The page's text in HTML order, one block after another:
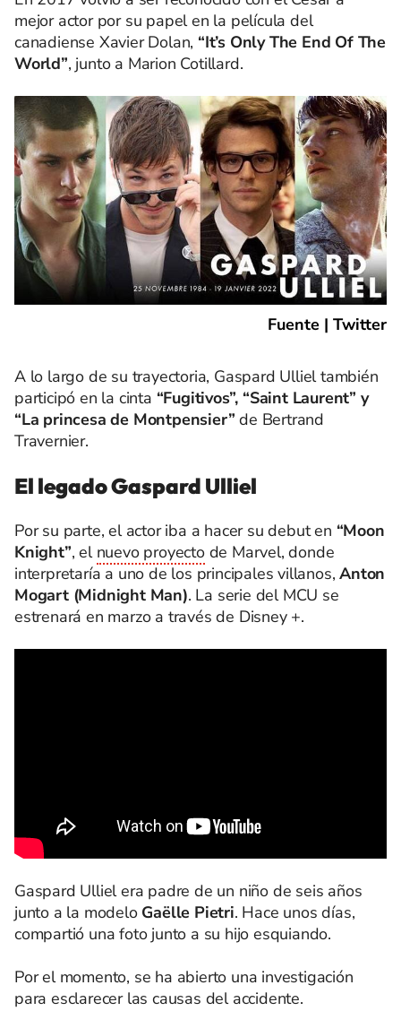
mejor actor por su papel en la película del
canadiense Xavier Dolan, “It’s Only The End Of The
World”, junto a Marion Cotillard.
Fuente | Twitter
A lo largo de su trayectoria, Gaspard Ulliel también
participó en la cinta “Fugitivos”, “Saint Laurent” y
“La princesa de Montpensier” de Bertrand
Travernier.
El legado Gaspard Ulliel
Por su parte, el actor iba a hacer su debut en “Moon
Knight”, el nuevo proyectode Marvel, donde
interpretaría a uno de los principales villanos,Anton
Mogart (Midnight Man). La serie del MCU se
estrenará en marzo a través de Disney +.
Gaspard Ulliel era padre de un niño de seis años
junto a la modelo Gaëlle Pietri. Hace unos días,
compartió una foto junto a su hijo esquiando.
Por el momento, se ha abierto una investigación
para esclarecer las causas del accidente.